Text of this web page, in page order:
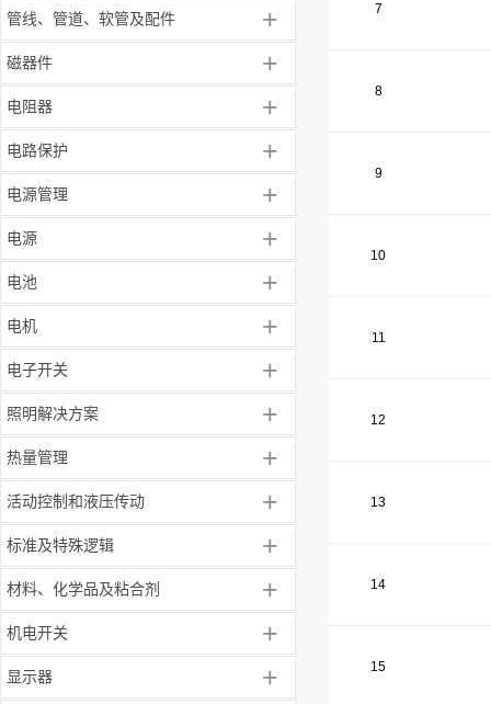
管线、管道、软管及配件 +
磁器件 +
电阻器 +
电路保护 +
电源管理 +
电源 +
电池 +
电机 +
电子开关 +
照明解决方案 +
热量管理 +
活动控制和液压传动 +
标准及特殊逻辑 +
材料、化学品及粘合剂 +
机电开关 +
显示器 +
7
8
9
10
11
12
13
14
15